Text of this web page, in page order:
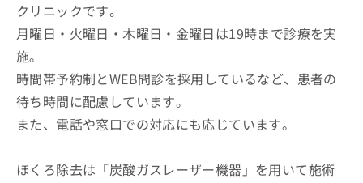
クリニックです。
月曜日・火曜日・木曜日・金曜日は19時まで診療を実
施。
時間帯予約制とWEB問診を採用しているなど、患者の
待ち時間に配慮しています。
また、電話や窓口での対応にも応じています。
ほくろ除去は「炭酸ガスレーザー機器」を用いて施術